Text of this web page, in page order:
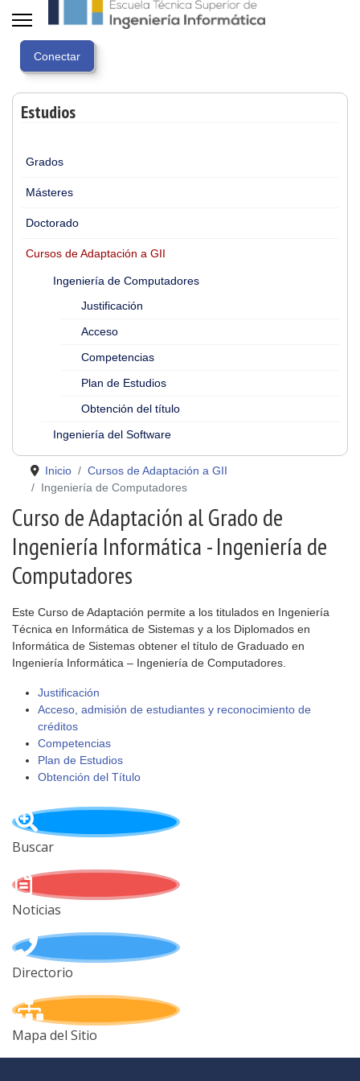
Estudios
Grados
Másteres
Doctorado
Cursos de Adaptación a GII
Ingeniería de Computadores
Justificación
Acceso
Competencias
Plan de Estudios
Obtención del título
Ingeniería del Software
Inicio
Cursos de Adaptación a GII
Ingeniería de Computadores
Curso de Adaptación al Grado de
Ingeniería Informática - Ingeniería de
Computadores
Este Curso de Adaptación permite a los titulados en Ingeniería
Técnica en Informática de Sistemas y a los Diplomados en
Informática de Sistemas obtener el título de Graduado en
Ingeniería Informática – Ingeniería de Computadores.
Justificación
Acceso, admisión de estudiantes y reconocimiento de
créditos
Competencias
Plan de Estudios
Obtención del Título
Buscar
Noticias
Directorio
Mapa del Sitio